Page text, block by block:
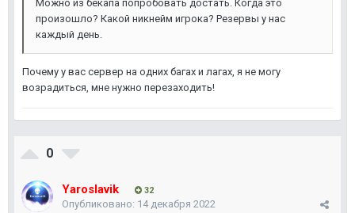
Можно из бекапа попробовать достать. Когда это
произошло? Какой никнейм игрока? Резервы у нас
каждый день.
Почему у вас сервер на одних багах и лагах, я не могу
возрадиться, мне нужно перезаходить!
0
Yaroslavik 32
Опубликовано: 14 декабря 2022